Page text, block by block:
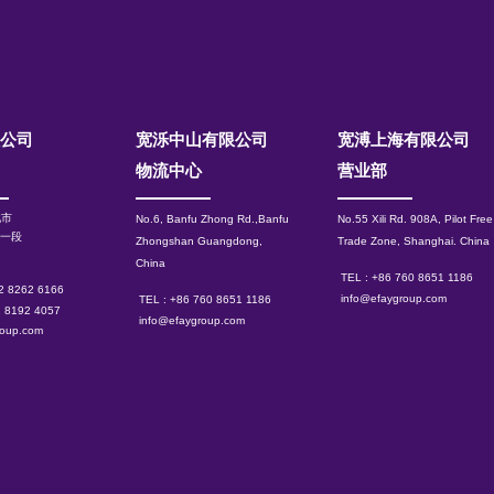
司
段
8262 6166
8192 4057
宽泺中山有限公司
物流中心
No.6, Banfu Zhong Rd.,Banfu
Zhongshan Guangdong,
China
TEL : +86 760 8651 1186
info@efaygroup.com
​宽溥上海有限公司
营业部
No.55 Xili Rd. 908A, Pilot Free
Trade Zone, Shanghai.China
TEL : +86 760 8651 1186
info@efaygroup.com